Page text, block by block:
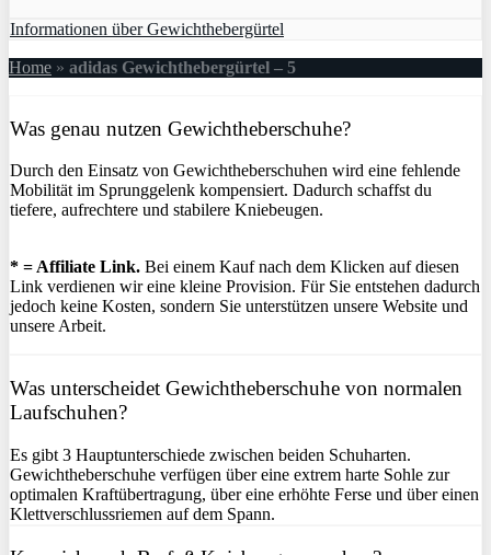
Informationen über Gewichthebergürtel
Home » adidas Gewichthebergürtel – 5
Was genau nutzen Gewichtheberschuhe?
Durch den Einsatz von Gewichtheberschuhen wird eine fehlende
Mobilität im Sprunggelenk kompensiert. Dadurch schaffst du
tiefere, aufrechtere und stabilere Kniebeugen.
* = Affiliate Link. Bei einem Kauf nach dem Klicken auf diesen
Link verdienen wir eine kleine Provision. Für Sie entstehen dadurch
jedoch keine Kosten, sondern Sie unterstützen unsere Website und
unsere Arbeit.
Was unterscheidet Gewichtheberschuhe von normalen
Laufschuhen?
Es gibt 3 Hauptunterschiede zwischen beiden Schuharten.
Gewichtheberschuhe verfügen über eine extrem harte Sohle zur
optimalen Kraftübertragung, über eine erhöhte Ferse und über einen
Klettverschlussriemen auf dem Spann.